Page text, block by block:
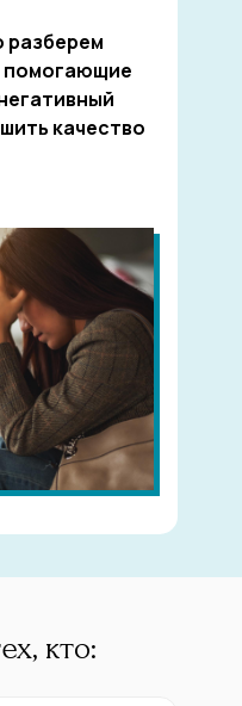
разберем
помогающие
качество
кто: